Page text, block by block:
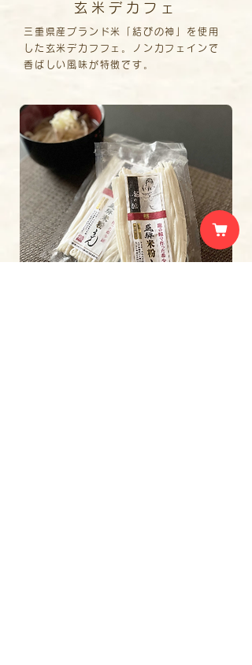
玄米デカフェ
三重県産ブランド米「結びの神」を使用
した玄米デカフフェ。ノンカフェインで
香ばしい風味が特徴です。